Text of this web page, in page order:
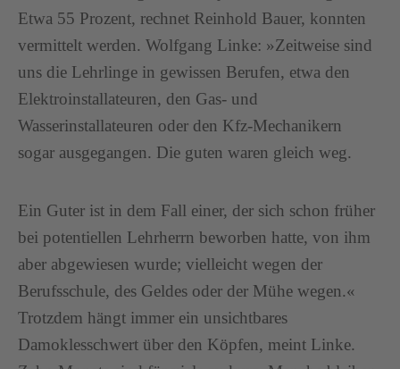
Etwa 55 Prozent, rechnet Reinhold Bauer, konnten
vermittelt werden. Wolfgang Linke: »Zeitweise sind
uns die Lehrlinge in gewissen Berufen, etwa den
Elektroinstallateuren, den Gas- und
Wasserinstallateuren oder den Kfz-Mechanikern
sogar ausgegangen. Die guten waren gleich weg.
Ein Guter ist in dem Fall einer, der sich schon früher
bei potentiellen Lehrherrn beworben hatte, von ihm
aber abgewiesen wurde; vielleicht wegen der
Berufsschule, des Geldes oder der Mühe wegen.«
Trotzdem hängt immer ein unsichtbares
Damoklesschwert über den Köpfen, meint Linke.